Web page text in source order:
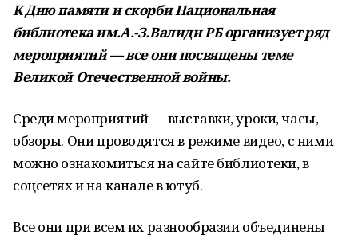
К Дню памяти и скорби Национальная
библиотека им.А.-З.Валиди РБ организует ряд
мероприятий — все они посвящены теме
Великой Отечественной войны.
Среди мероприятий — выставки, уроки, часы,
обзоры. Они проводятся в режиме видео, с ними
можно ознакомиться на сайте библиотеки, в
соцсетях и на канале в ютуб.
Все они при всем их разнообразии объединены